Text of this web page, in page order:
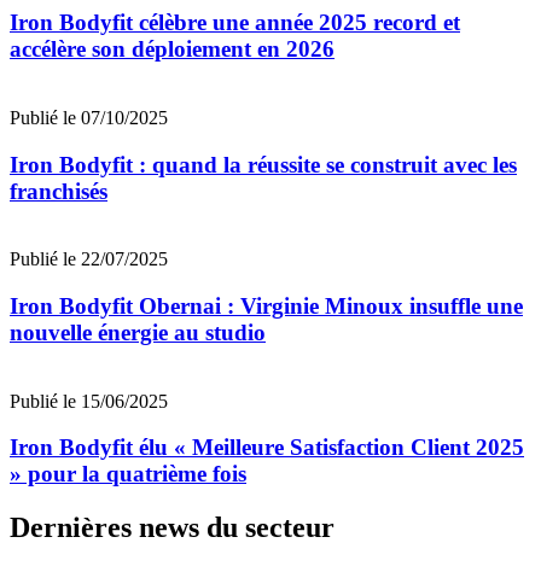
Iron Bodyfit célèbre une année 2025 record et
accélère son déploiement en 2026
Publié le 07/10/2025
Iron Bodyfit : quand la réussite se construit avec les
franchisés
Publié le 22/07/2025
Iron Bodyfit Obernai : Virginie Minoux insuffle une
nouvelle énergie au studio
Publié le 15/06/2025
Iron Bodyfit élu « Meilleure Satisfaction Client 2025
» pour la quatrième fois
Dernières news du secteur